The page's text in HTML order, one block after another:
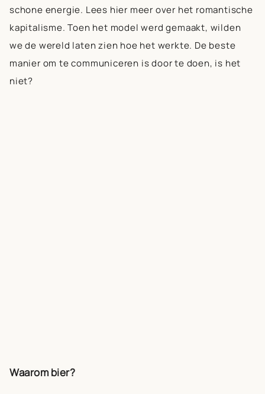
schone energie. Lees hier meer over het romantische
kapitalisme. Toen het model werd gemaakt, wilden
we de wereld laten zien hoe het werkte. De beste
manier om te communiceren is door te doen, is het
niet?
Waarom bier?